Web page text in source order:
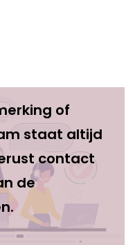
of
staat altijd
contact
de